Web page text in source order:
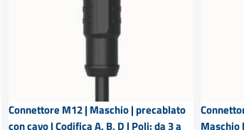
Connettore M12 | Maschio | precablato
con cavo | Codifica A, B, D | Poli: da 3 a
Maschio